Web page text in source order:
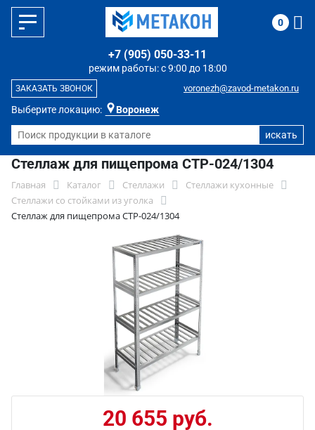
Выберите локацию: Воронеж
режим работы: с 9:00 до 18:00
+7 (905) 050-33-11
voronezh@zavod-metakon.ru
ЗАКАЗАТЬ ЗВОНОК
0
Стеллаж для пищепрома СТР-024/1304
Главная Каталог Стеллажи
Стеллажи кухонные
Стеллажи со стойками из уголка
Стеллаж для пищепрома СТР-024/1304
20 655 руб.